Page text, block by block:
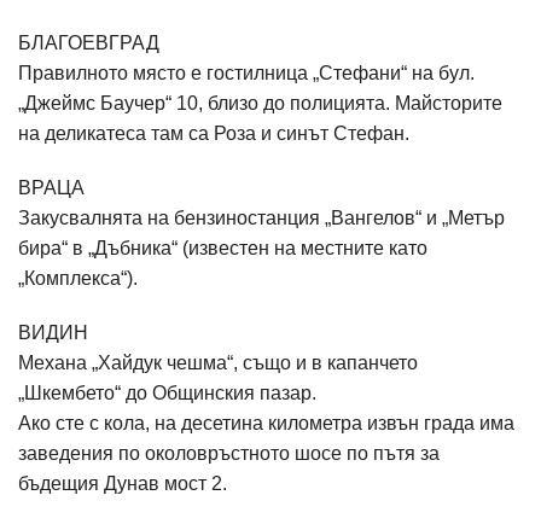
БЛАГОЕВГРАД
Правилното място е гостилница „Стефани“ на бул.
„Джеймс Баучер“ 10, близо до полицията. Майсторите
на деликатеса там са Роза и синът Стефан.
ВРАЦА
Закусвалнята на бензиностанция „Вангелов“ и „Метър
бира“ в „Дъбника“ (известен на местните като
„Комплекса“).
ВИДИН
Механа „Хайдук чешма“, също и в капанчето
„Шкембето“ до Общинския пазар.
Ако сте с кола, на десетина километра извън града има
заведения по околовръстното шосе по пътя за
бъдещия Дунав мост 2.